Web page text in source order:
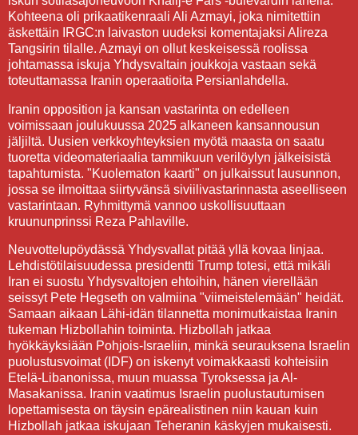
Kohteena oli prikaatikenraali Ali Azmayi, joka nimitettiin
äskettäin IRGC:n laivaston uudeksi komentajaksi Alireza
Tangsirin tilalle. Azmayi on ollut keskeisessä roolissa
johtamassa iskuja Yhdysvaltain joukkoja vastaan sekä
toteuttamassa Iranin operaatioita Persianlahdella.
Iranin opposition ja kansan vastarinta on edelleen
voimissaan joulukuussa 2025 alkaneen kansannousun
jäljiltä. Uusien verkkoyhteyksien myötä maasta on saatu
tuoretta videomateriaalia tammikuun verilöylyn jälkeisistä
tapahtumista. "Kuolematon kaarti" on julkaissut lausunnon,
jossa se ilmoittaa siirtyvänsä siviilivastarinnasta aseelliseen
vastarintaan. Ryhmittymä vannoo uskollisuuttaan
kruununprinssi Reza Pahlaville.
Neuvottelupöydässä Yhdysvallat pitää yllä kovaa linjaa.
Lehdistötilaisuudessa presidentti Trump totesi, että mikäli
Iran ei suostu Yhdysvaltojen ehtoihin, hänen vierellään
seissyt Pete Hegseth on valmiina "viimeistelemään" heidät.
Samaan aikaan Lähi-idän tilannetta monimutkaistaa Iranin
tukeman Hizbollahin toiminta. Hizbollah jatkaa
hyökkäyksiään Pohjois-Israeliin, minkä seurauksena Israelin
puolustusvoimat (IDF) on iskenyt voimakkaasti kohteisiin
Etelä-Libanonissa, muun muassa Tyroksessa ja Al-
Masakanissa. Iranin vaatimus Israelin puolustautumisen
lopettamisesta on täysin epärealistinen niin kauan kuin
Hizbollah jatkaa iskujaan Teheranin käskyjen mukaisesti.